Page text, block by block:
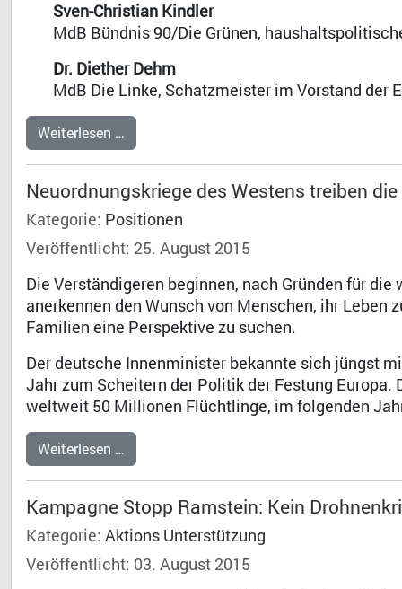
Sven-Christian Kindler
MdB Bündnis 90/Die Grünen,
Dr. Diether Dehm
MdB Die Linke, Schatzmeister im Vorstand der
Weiterlesen …
Neuordnungskriege des Westens treiben
Kategorie: Positionen
Veröffentlicht: 25. August 2015
Die Verständigeren beginnen, nach Gründen für
anerkennen den Wunsch von Menschen, ihr
Familien eine Perspektive zu suchen.
Der deutsche Innenminister bekannte sich jüngst
Jahr zum Scheitern der Politik der Festung
weltweit 50 Millionen Flüchtlinge, im folgenden
Weiterlesen …
Kampagne Stopp Ramstein: Kein
Kategorie: Aktions Unterstützung
Veröffentlicht: 03. August 2015